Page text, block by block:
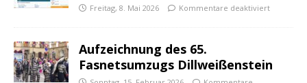
Freitag, 8. Mai 2026 Kommentare deaktiviert
Aufzeichnung des 65.
Fasnetsumzugs Dillweißenstein